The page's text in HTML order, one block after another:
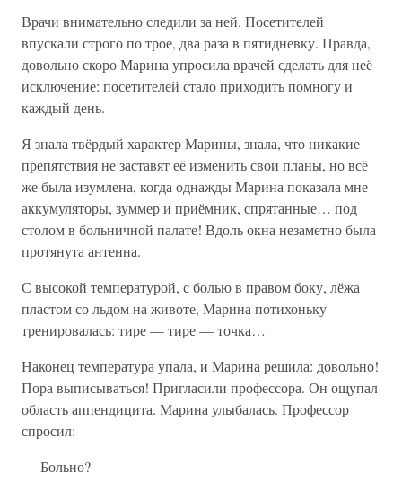
Врачи внимательно следили за ней. Посетителей
впускали строго по трое, два раза в пятидневку. Правда,
довольно скоро Марина упросила врачей сделать для неё
исключение: посетителей стало приходить помногу и
каждый день.
Я знала твёрдый характер Марины, знала, что никакие
препятствия не заставят её изменить свои планы, но всё
же была изумлена, когда однажды Марина показала мне
аккумуляторы, зуммер и приёмник, спрятанные… под
столом в больничной палате! Вдоль окна незаметно была
протянута антенна.
С высокой температурой, с болью в правом боку, лёжа
пластом со льдом на животе, Марина потихоньку
тренировалась: тире — тире — точка…
Наконец температура упала, и Марина решила: довольно!
Пора выписываться! Пригласили профессора. Он ощупал
область аппендицита. Марина улыбалась. Профессор
спросил:
— Больно?